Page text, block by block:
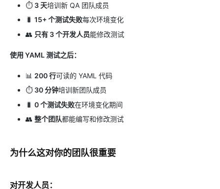
⏱️ 3 天培训新 QA 团队成员
🐛 15+ 个测试失败每次环境变化
👥 只有 3 个开发人员能修改测试
使用 YAML 测试之后：
📊 200 行可读的 YAML 代码
⏱️ 30 分钟培训新团队成员
🐛 0 个测试失败在环境变化期间
👥 整个团队都能编写和修改测试
为什么这对你的团队很重要
对开发人员：